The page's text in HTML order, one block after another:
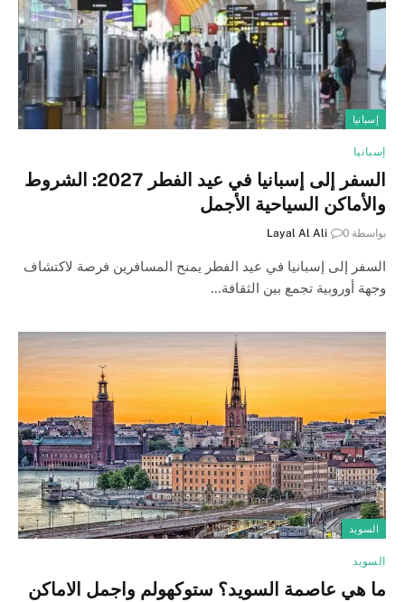
إسبانيا
إسبانيا
السفر إلى إسبانيا في عيد الفطر 2027: الشروط
والأماكن السياحية الأجمل
بواسطة Layal Al Ali 0
السفر إلى إسبانيا في عيد الفطر يمنح المسافرين فرصة لاكتشاف
وجهة أوروبية تجمع بين الثقافة…
السويد
السويد
ما هي عاصمة السويد؟ ستوكهولم واجمل الاماكن